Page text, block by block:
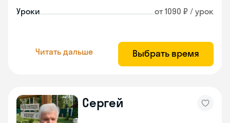
Уроки от 1090 ₽ / урок
Читать дальше Выбрать время
Сергей